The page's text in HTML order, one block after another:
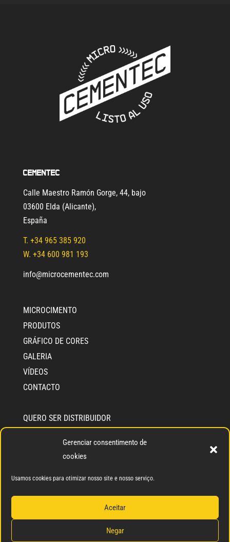
Gerenciar consentimento de
cookies
Usamos cookies para otimizar nosso site e nosso serviço.
Aceitar
Negar
Cementec
Calle Maestro Ramón Gorge, 44, bajo
03600 Elda (Alicante),
España
T. +34 965 385 920
W. +34 600 981 193
info@microcementec.com
MICROCIMENTO
PRODUTOS
GRÁFICO DE CORES
GALERIA
VÍDEOS
CONTACTO
QUERO SER DISTRIBUIDOR
SELO DE COMPROMISSO SOLIDÁRIO